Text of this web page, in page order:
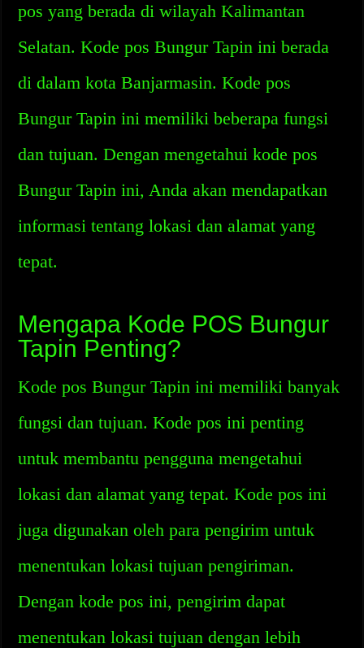
pos yang berada di wilayah Kalimantan
Selatan. Kode pos Bungur Tapin ini berada
di dalam kota Banjarmasin. Kode pos
Bungur Tapin ini memiliki beberapa fungsi
dan tujuan. Dengan mengetahui kode pos
Bungur Tapin ini, Anda akan mendapatkan
informasi tentang lokasi dan alamat yang
tepat.
Mengapa Kode POS Bungur
Tapin Penting?
Kode pos Bungur Tapin ini memiliki banyak
fungsi dan tujuan. Kode pos ini penting
untuk membantu pengguna mengetahui
lokasi dan alamat yang tepat. Kode pos ini
juga digunakan oleh para pengirim untuk
menentukan lokasi tujuan pengiriman.
Dengan kode pos ini, pengirim dapat
menentukan lokasi tujuan dengan lebih